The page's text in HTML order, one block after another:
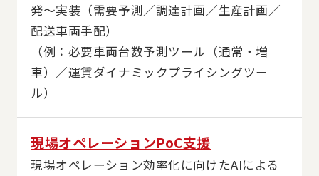
発～実装（需要予測／調達計画／生産計画／
配送車両手配）
（例：必要車両台数予測ツール（通常・増
車）／運賃ダイナミックプライシングツー
ル）
現場オペレーションPoC支援
現場オペレーション効率化に向けたAIによる